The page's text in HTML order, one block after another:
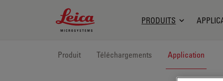
Leica Microsystems Logo
PRODUITS
Produit Téléchargements Application